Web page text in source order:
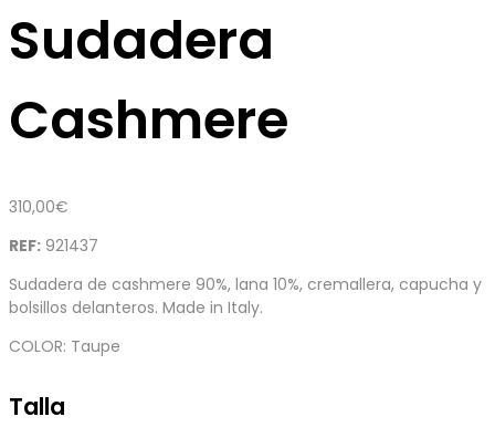
Sudadera
Cashmere
310,00€
REF: 921437
Sudadera de cashmere 90%, lana 10%, cremallera, capucha y
bolsillos delanteros. Made in Italy.
COLOR: Taupe
Talla